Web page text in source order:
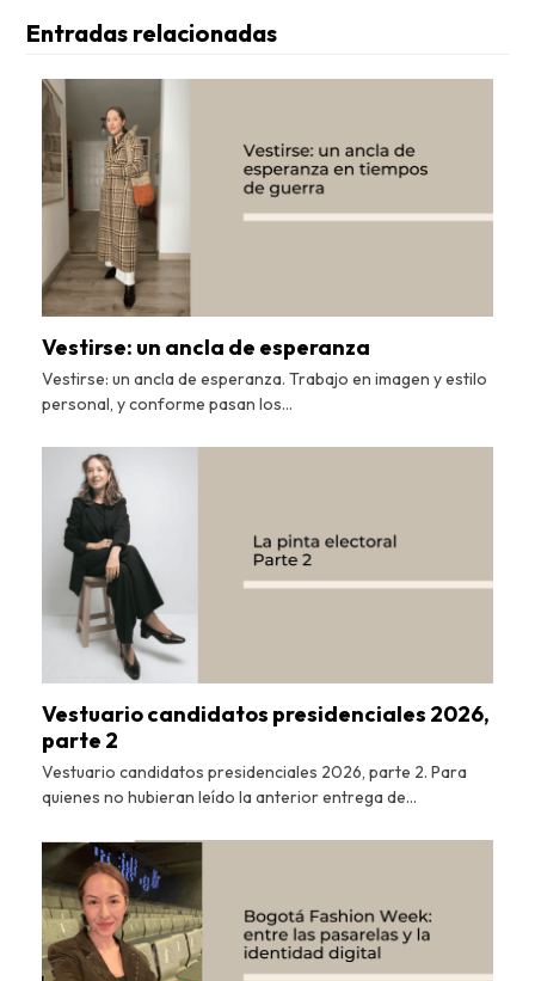
Entradas relacionadas
Vestirse: un ancla de esperanza
Vestirse: un ancla de esperanza. Trabajo en imagen y estilo
personal, y conforme pasan los…
Vestuario candidatos presidenciales 2026,
parte 2
Vestuario candidatos presidenciales 2026, parte 2. Para
quienes no hubieran leído la anterior entrega de…